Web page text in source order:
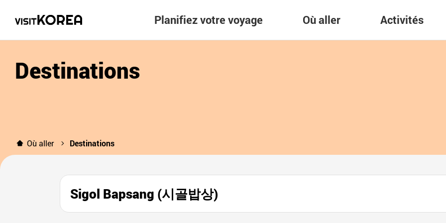
Planifiez votre voyage Où aller Activités
Destinations
Où aller Destinations
Sigol Bapsang (시골밥상)